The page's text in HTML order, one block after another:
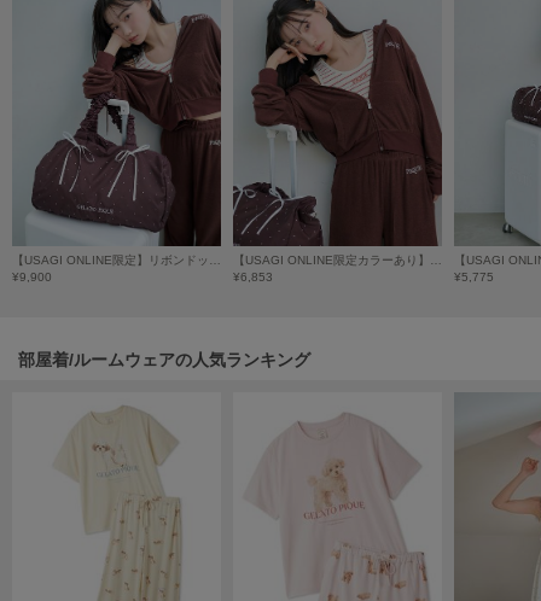
リーボック
SALOMON
サロモン
sanrio house
サンリオハウス
セサミストリートマーケット
Sneakers by emmi
スノーピーク
¥9,900
¥6,853
¥5,775
部屋着/ルームウェアの人気ランキング